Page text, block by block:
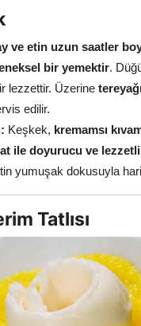
ve etin uzun saatler
bir yemektir.
lezzettir. Üzerine
edilir.
Keşkek, kremamsı
ile doyurucu ve
yumuşak dokusuyla
Tatlısı